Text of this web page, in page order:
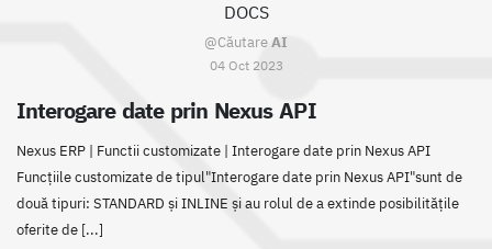
DOCS
@CăutareAI
04 Oct 2023
Interogare date prin Nexus API
Nexus ERP | Functii customizate | Interogare date prin Nexus API
Funcțiile customizate de tipul"Interogare date prin Nexus API"sunt de
două tipuri: STANDARD și INLINE și au rolul de a extinde posibilitățile
oferite de [...]